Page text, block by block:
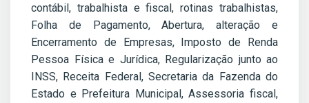
contábil, trabalhista e fiscal, rotinas trabalhistas,
Folha de Pagamento, Abertura, alteração e
Encerramento de Empresas, Imposto de Renda
Pessoa Física e Jurídica, Regularização junto ao
INSS, Receita Federal, Secretaria da Fazenda do
Estado e Prefeitura Municipal, Assessoria fiscal,